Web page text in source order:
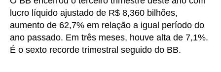
lucro líquido ajustado de R$ 8,360 bilhões,
aumento de 62,7% em relação a igual período do
ano passado. Em três meses, houve alta de 7,1%.
É o sexto recorde trimestral seguido do BB.